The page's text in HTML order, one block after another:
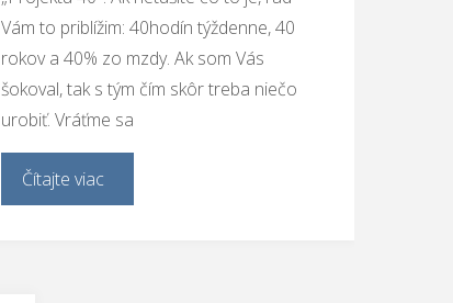
Vám to priblížim: 40hodín týždenne, 40
rokov a 40% zo mzdy. Ak som Vás
šokoval, tak s tým čím skôr treba niečo
urobiť. Vráťme sa
Čítajte viac